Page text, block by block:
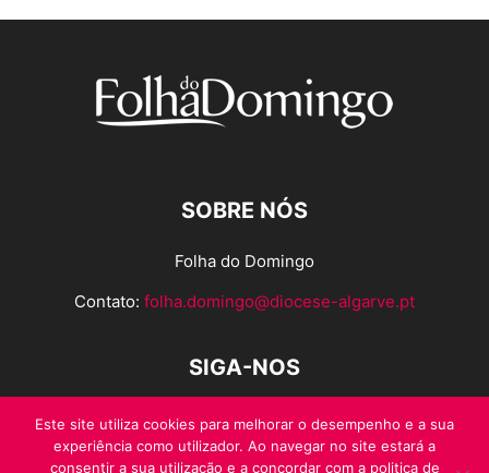
SOBRE NÓS
Folha do Domingo
Contato: folha.domingo@diocese-algarve.pt
SIGA-NOS
Este site utiliza cookies para melhorar o desempenho e a sua
experiência como utilizador. Ao navegar no site estará a
consentir a sua utilização e a concordar com a politica de